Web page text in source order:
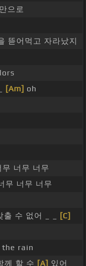
으로
뜯어먹고 자라났지
[Am] oh
너무 너무
무 너무 너무
출 수 없어 _ _
[C]
the rain
께 할 수 [A] 있어